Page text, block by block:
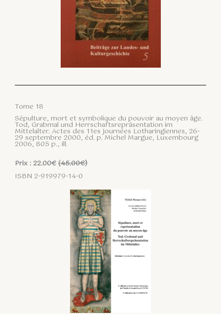
Tome 18
Sépulture, mort et symbolique du pouvoir au moyen âge.
Tod, Grabmal und Herrschaftsrepräsentation im
Mittelalter. Actes des 11es Journées Lotharingiennes, 26-
29 septembre 2000, éd. p. Michel Margue, Luxembourg
2006, 805 p., ill.
Prix : 22.00€(45.00€)
ISBN 2-919979-14-0